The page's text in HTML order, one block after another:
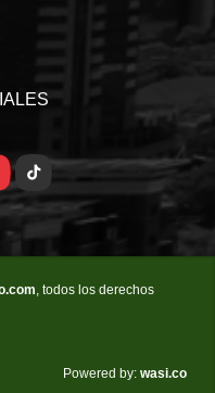
TikTok
, todos los derechos
Powered by: wasi.co